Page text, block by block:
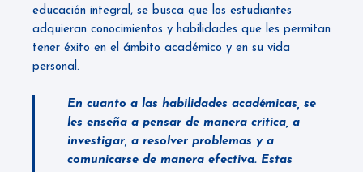
educación integral, se busca que los estudiantes
adquieran conocimientos y habilidades que les permitan
tener éxito en el ámbito académico y en su vida
personal.
En cuanto a las habilidades académicas, se
les enseña a pensar de manera crítica, a
investigar, a resolver problemas y a
comunicarse de manera efectiva. Estas